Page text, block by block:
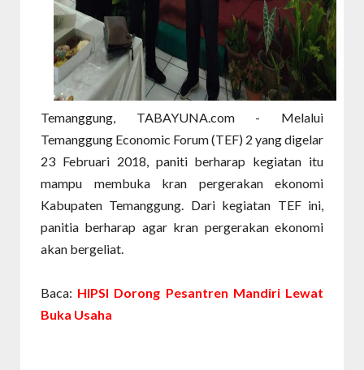
Temanggung, TABAYUNA.com - Melalui
Temanggung Economic Forum (TEF) 2 yang digelar
23 Februari 2018, paniti berharap kegiatan itu
mampu membuka kran pergerakan ekonomi
Kabupaten Temanggung. Dari kegiatan TEF ini,
panitia berharap agar kran pergerakan ekonomi
akan bergeliat.
Baca: HIPSI Dorong Pesantren Mandiri Lewat
Buka Usaha